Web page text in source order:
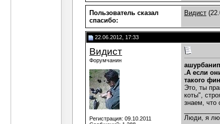
Пользователь сказал
cпасибо:
Видист
22.06.2012, 17:33
Видист
Форумчанин
Регистрация: 09.10.2011
.А если
такого
Это, ты
коты",
знаем, что
Люди, я